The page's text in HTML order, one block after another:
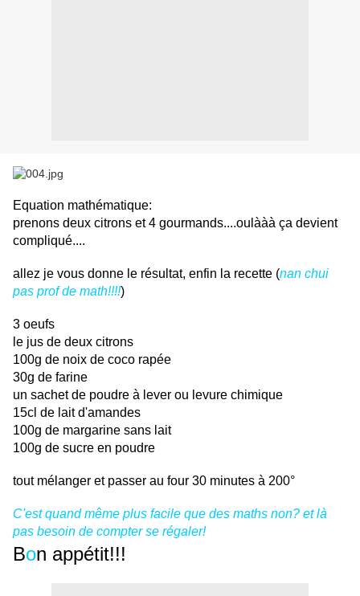
Equation mathématique:
prenons deux citrons et 4 gourmands....oulààà ça devient
compliqué....
allez je vous donne le résultat, enfin la recette (nan chui
pas prof de math!!!!)
3 oeufs
le jus de deux citrons
100g de noix de coco rapée
30g de farine
un sachet de poudre à lever ou levure chimique
15cl de lait d'amandes
100g de margarine sans lait
100g de sucre en poudre
tout mélanger et passer au four 30 minutes à 200°
C'est quand même plus facile que des maths non? et là
pas besoin de compter se régaler!
Bon appétit!!!